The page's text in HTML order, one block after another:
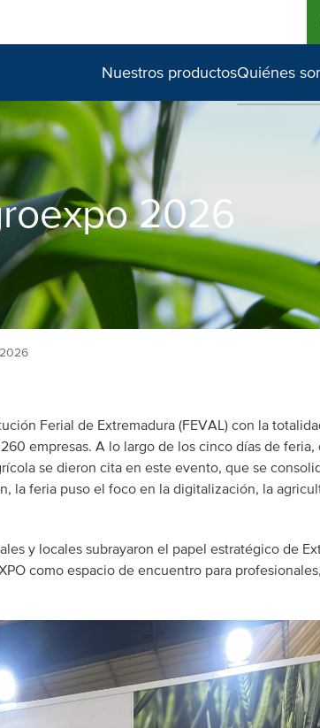
Nuestros productosQuiénes
El perfil
2026
Ferial de Extremadura (FEVAL) con la
empresas. A lo largo de los cinco días de feria,
se dieron cita en este evento, que se
la feria puso el foco en la digitalización, la
y locales subrayaron el papel estratégico de
como espacio de encuentro para